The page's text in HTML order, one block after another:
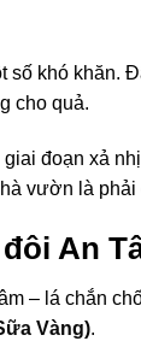
số khó khăn.
cho quả.
đoạn xả
vườn là
An
– lá chắn
Vàng).